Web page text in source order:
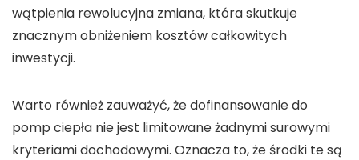
wątpienia rewolucyjna zmiana, która skutkuje
znacznym obniżeniem kosztów całkowitych
inwestycji.
Warto również zauważyć, żedofinansowanie do
pomp ciepła nie jest limitowane żadnymi surowymi
kryteriami dochodowymi. Oznacza to, że środki te są